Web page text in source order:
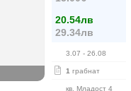
20.54лв
29.34лв
3.07 - 26.08
1 грабнат
кв. Младост 4